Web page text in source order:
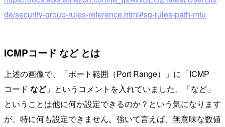
de/security-group-rules-reference.html#sg-rules-path-mtu
ICMPコード など とは
上述の画像で、「ポート範囲（Port Range）」に「ICMP
コード など」というコメントを入れていました。「など」
ということは他に何か設定できるのか？という気になります
が、特に何も設定できません。強いて言えば、無意味な数値